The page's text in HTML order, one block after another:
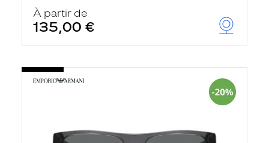
À partir de
135,00 €